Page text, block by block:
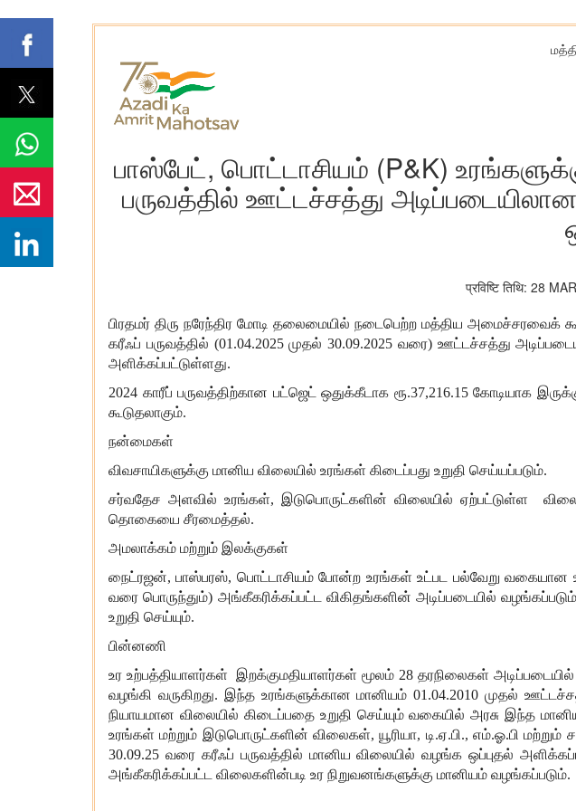
பாஸ்பேட், பொட்டாசியம் (P&K)
பருவத்தில் ஊட்டச்சத்து
प्रविष्टि तिथि: 28
பிரதமர் திரு நரேந்திர மோடி தலைமையில் நடைபெற்ற மத்திய அமைச்சரவைக்
கரீஃப் பருவத்தில் (01.04.2025 முதல் 30.09.2025 வரை) ஊட்டச்சத்து
அளிக்கப்பட்டுள்ளது.
2024 காரீப் பருவத்திற்கான பட்ஜெட் ஒதுக்கீடாக ரூ.37,216.15 கோடியாக
கூடுதலாகும்.
நன்மைகள்
விவசாயிகளுக்கு மானிய விலையில் உரங்கள் கிடைப்பது உறுதி செய்யப்படும்.
சர்வதேச அளவில் உரங்கள், இடுபொருட்களின் விலையில் ஏற்பட்டுள்ள
தொகையை சீரமைத்தல்.
அமலாக்கம் மற்றும் இலக்குகள்
நைட்ரஜன், பாஸ்பரஸ், பொட்டாசியம் போன்ற உரங்கள் உட்பட பல்வேறு வகையான
வரை பொருந்தும்) அங்கீகரிக்கப்பட்ட விகிதங்களின் அடிப்படையில்
உறுதி செய்யும்.
பின்னணி
உர உற்பத்தியாளர்கள் இறக்குமதியாளர்கள் மூலம் 28 தரநிலைகள்
வழங்கி வருகிறது. இந்த உரங்களுக்கான மானியம் 01.04.2010 முதல்
நியாயமான விலையில் கிடைப்பதை உறுதி செய்யும் வகையில் அரசு இந்த
உரங்கள் மற்றும் இடுபொருட்களின் விலைகள், யூரியா, டி.ஏ.பி., எம்.ஓ.பி
30.09.25 வரை கரீஃப் பருவத்தில் மானிய விலையில் வழங்க ஒப்புதல்
அங்கீகரிக்கப்பட்ட விலைகளின்படி உர நிறுவனங்களுக்கு மானியம் வழங்கப்படும்.